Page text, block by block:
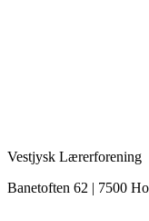
Vestjysk Lærerforening
Banetoften 62 | 7500